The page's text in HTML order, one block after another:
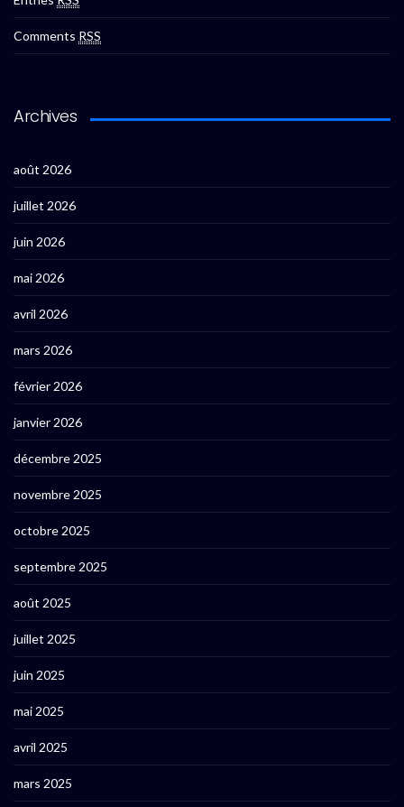
Comments RSS
Archives
août 2026
juillet 2026
juin 2026
mai 2026
avril 2026
mars 2026
février 2026
janvier 2026
décembre 2025
novembre 2025
octobre 2025
septembre 2025
août 2025
juillet 2025
juin 2025
mai 2025
avril 2025
mars 2025